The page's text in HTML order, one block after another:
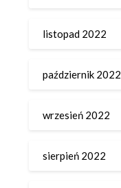
listopad 2022
październik 2022
wrzesień 2022
sierpień 2022